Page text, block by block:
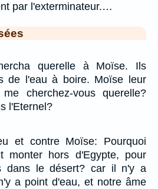
par l'exterminateur.…
querelle à Moïse. Ils
de l'eau à boire. Moïse leur
cherchez-vous querelle?
l'Eternel?
et contre Moïse: Pourquoi
monter hors d'Egypte, pour
dans le désert? car il n'y a
a point d'eau, et notre âme